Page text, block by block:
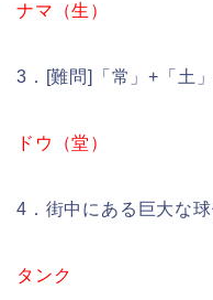
ナマ（生）
3．[難問]「常」+「土
ドウ（堂）
4．街中にある巨大な
タンク